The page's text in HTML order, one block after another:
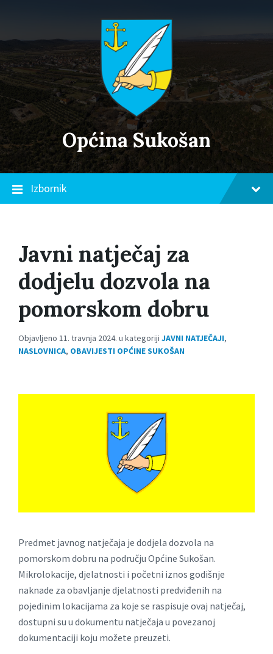
navigation
Općina Sukošan
Izbornik
Javni natječaj za
dodjelu dozvola na
pomorskom dobru
Objavljeno 11. travnja 2024. u kategoriji JAVNI NATJEČAJI,
NASLOVNICA, OBAVIJESTI OPĆINE SUKOŠAN
Predmet javnog natječaja je dodjela dozvola na
pomorskom dobru na području Općine Sukošan.
Mikrolokacije, djelatnosti i početni iznos godišnje
naknade za obavljanje djelatnosti predviđenih na
pojedinim lokacijama za koje se raspisuje ovaj natječaj,
dostupni su u dokumentu natječaja u povezanoj
dokumentaciji koju možete preuzeti.